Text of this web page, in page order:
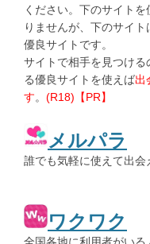
ください。下のサイト
りませんが、下のサイ
優良サイトです。
サイトで相手を見つける
る優良サイトを使えば出
す。 (R18)【PR】
メルパラ
誰でも気軽に使えて出会
ワクワク
全国各地に利用者がいる